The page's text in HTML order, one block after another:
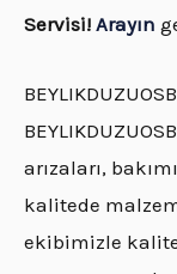
Servisi! Arayın
arızaları,
kalitede
ekibimizle